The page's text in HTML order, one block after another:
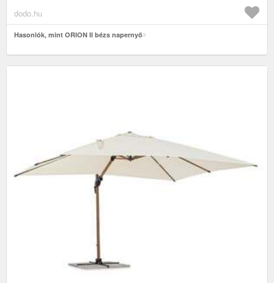
dodo.hu
Hasonlók, mint ORION II bézs napernyő